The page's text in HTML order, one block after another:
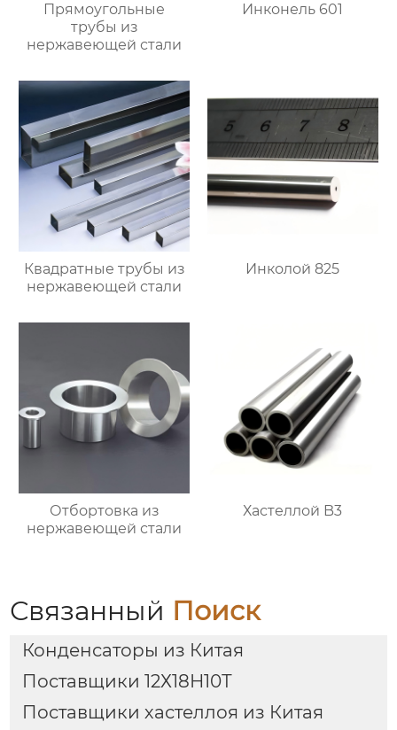
Прямоугольные
трубы из
нержавеющей стали
Инконель 601
Квадратные трубы из
нержавеющей стали
Инколой 825
Отбортовка из
нержавеющей стали
Хастеллой B3
Связанный Поиск
Конденсаторы из Китая
Поставщики 12Х18Н10Т
Поставщики хастеллоя из Китая